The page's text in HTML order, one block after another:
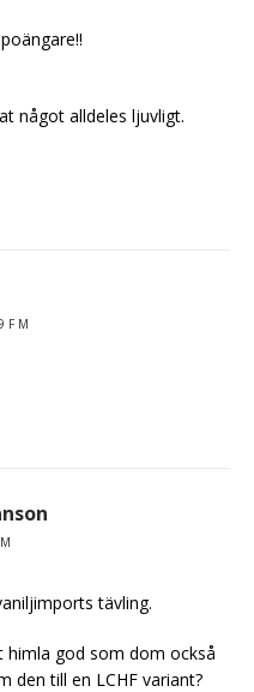
något alldeles ljuvligt.
F M
tävling.
himla god som dom också
den till en LCHF variant?